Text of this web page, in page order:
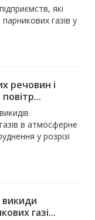
які
газів у
речовин і
в атмосферне
у розрізі
викиди
газі...